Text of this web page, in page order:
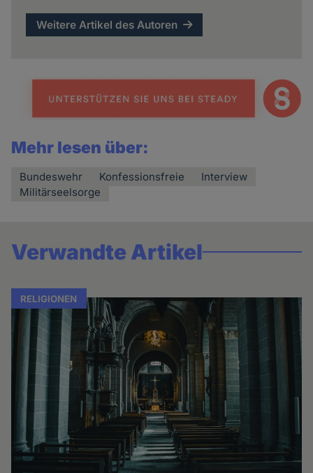
Weitere Artikel des Autoren
Mehr lesen über:
Bundeswehr Konfessionsfreie
Interview
Militärseelsorge
Verwandte Artikel
RELIGIONEN